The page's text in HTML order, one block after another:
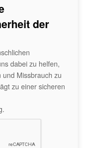
der
dabei zu helfen,
Missbrauch zu
zu einer sicheren